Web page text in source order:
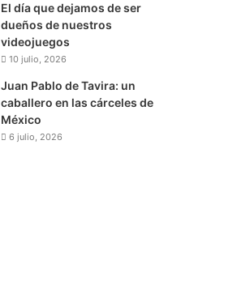
El día que dejamos de ser
dueños de nuestros
videojuegos
10 julio, 2026
Juan Pablo de Tavira: un
caballero en las cárceles de
México
6 julio, 2026